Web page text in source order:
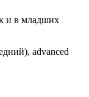
и в младших
advanced